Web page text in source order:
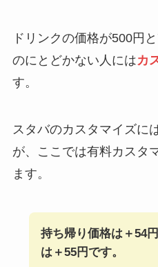
ドリンクの価格が500円
のにとどかない人にはカ
す。
スタバのカスタマイズに
が、ここでは有料カスタ
ます。
持ち帰り価格は＋54
は＋55円です。